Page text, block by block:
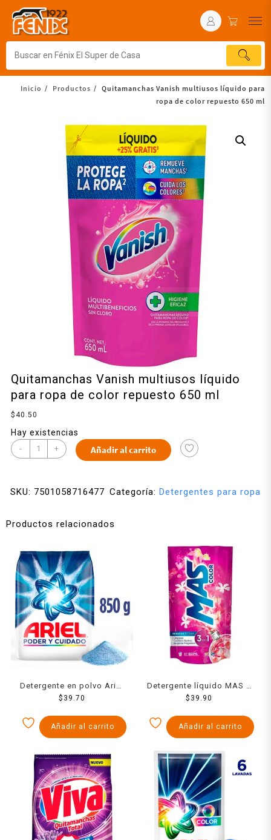
Inicio Productos
Quitamanchas Vanish multiusos líquido para
ropa de color repuesto 650 ml
Quitamanchas Vanish multiusos líquido
para ropa de color repuesto 650 ml
$ 40.50
Hay existencias
- + Añadir al carrito
SKU: 7501058716477 Categoría: Detergentes para ropa
Productos relacionados
Detergente en polvo Ariel
poder y cuidado lava ropa
$ 39.70
Añadir al carrito
Detergente líquido MAS 3
en 1 renueva y florece 830
$ 39.90
Añadir al carrito